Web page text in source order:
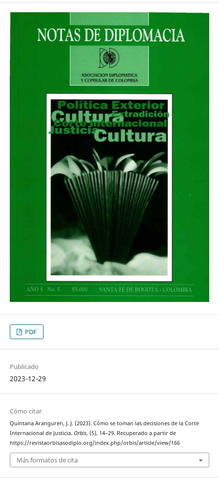
PDF
Publicado
2023-12-29
Cómo citar
Quintana Aranguren, J. J. (2023). Cómo se toman las decisiones de la Corte
Internacional de Justicia. Orbis, (5), 14–29. Recuperado a partir de
https://revistaorbisasodiplo.org/index.php/orbis/article/view/166
Más formatos de cita